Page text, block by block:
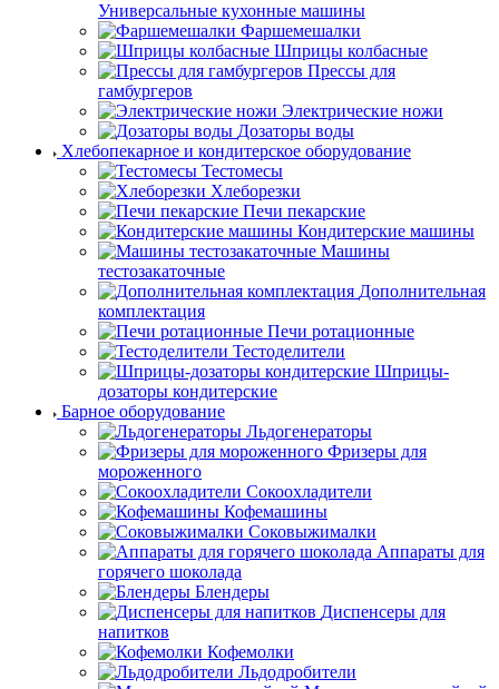
Универсальные кухонные машины
Фаршемешалки
Шприцы колбасные
Прессы для
гамбургеров
Электрические ножи
Дозаторы воды
Хлебопекарное и кондитерское оборудование
Тестомесы
Хлеборезки
Печи пекарские
Кондитерские машины
Машины
тестозакаточные
Дополнительная
комплектация
Печи ротационные
Тестоделители
Шприцы-
дозаторы кондитерские
Барное оборудование
Льдогенераторы
Фризеры для
мороженного
Сокоохладители
Кофемашины
Соковыжималки
Аппараты для
горячего шоколада
Блендеры
Диспенсеры для
напитков
Кофемолки
Льдодробители